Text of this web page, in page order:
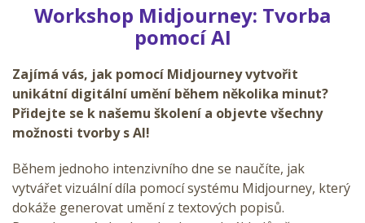
Workshop Midjourney: Tvorba
pomocí AI
Zajímá vás, jak pomocí Midjourney vytvořit
unikátní digitální umění během několika minut?
Přidejte se k našemu školení a objevte všechny
možnosti tvorby s AI!
Během jednoho intenzivního dne se naučíte, jak
vytvářet vizuální díla pomocí systému Midjourney, který
dokáže generovat umění z textových popisů.